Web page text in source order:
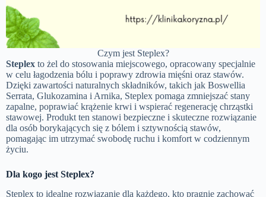
Czym jest Steplex?
Steplex to żel do stosowania miejscowego, opracowany specjalnie
w celu łagodzenia bólu i poprawy zdrowia mięśni oraz stawów.
Dzięki zawartości naturalnych składników, takich jak Boswellia
Serrata, Glukozamina i Arnika, Steplex pomaga zmniejszać stany
zapalne, poprawiać krążenie krwi i wspierać regenerację chrząstki
stawowej. Produkt ten stanowi bezpieczne i skuteczne rozwiązanie
dla osób borykających się z bólem i sztywnością stawów,
pomagając im utrzymać swobodę ruchu i komfort w codziennym
życiu.
Dla kogo jest Steplex?
Steplex to idealne rozwiązanie dla każdego, kto pragnie zachować